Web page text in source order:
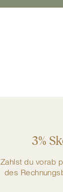
3%
Zahlst du vorab
des